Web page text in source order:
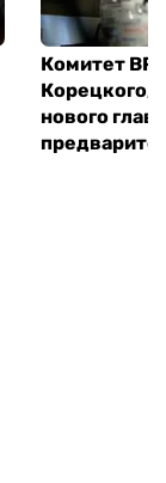
Комитет ВР
Корецкого,
нового